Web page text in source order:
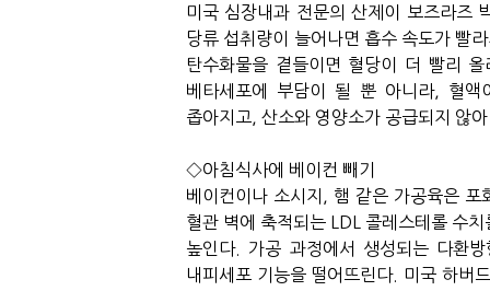
미국 심장내과 전문의 산제이 보즈라즈
당류 섭취량이 늘어나면 흡수 속도가 빨
탄수화물을 곁들이면 혈당이 더 빨리
올
베타세포에
부담이 될 뿐 아니라, 혈액
좁아지고
산소와 영양소가 공급되지 않아
◇아침식사에 베이컨 빼기
베이컨이나 소시지 햄 같은 가공육은 포
혈관 벽에 축적되는 LDL 콜레스테롤 수치
높인다. 가공 과정에서 생성되는 다환
내피세포 기능을 떨어뜨린다. 미국 하버